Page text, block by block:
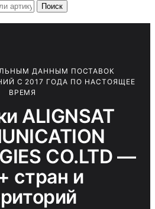
Поиск
ДАННЫМ ПОСТАВОК
С 2017 ГОДА ПО НАСТОЯЩЕЕ
ВРЕМЯ
ALIGNSAT
CO.LTD —
стран и